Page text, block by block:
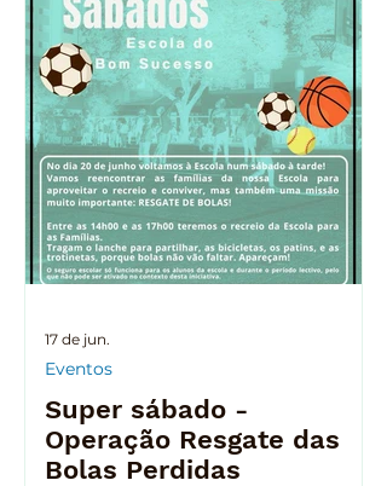
telhado, fora do alcance das
crianças. No âmbito do Super
Sábado, decidimos transformar
este pequeno problema numa
missão comunitária: recuperar as
bolas e devolvê-las ao recreio. A
operação foi cuidadosamente pl
Super sábado -
Operação Resgate das
Bolas Perdidas
Eventos
17 de jun.